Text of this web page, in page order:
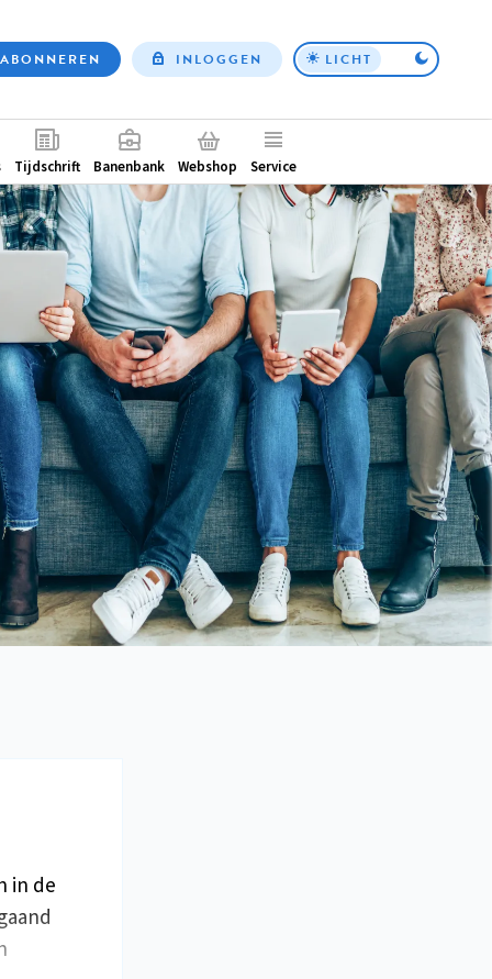
Top
ABONNEREN INLOGGEN LICHT
Tijdschrift Banenbank Webshop Service
in de